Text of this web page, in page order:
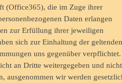
(Office365), die im Zuge ihrer
Daten erlangen
zur Erfüllung ihrer jeweiligen
sich zur Einhaltung der geltenden
uns gegenüber verpflichtet.
an Dritte weitergegeben und nicht
ausgenommen wir werden